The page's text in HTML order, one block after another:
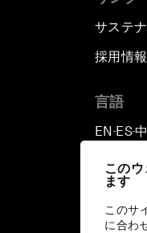
この
ます
このサ
に合わ
サステ
採用情
言語
EN ▪ ES▪